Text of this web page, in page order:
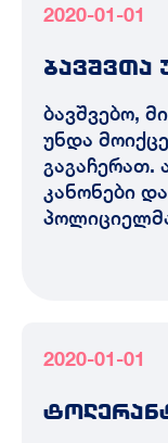
2020-01-01
ბავშვთა
ბავშვებო,
უნდა
გაგაჩერათ.
კანონები
2020-01-01